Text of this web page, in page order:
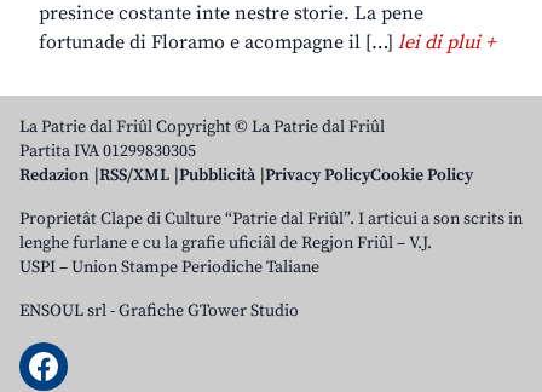
presince costante inte nestre storie. La pene
fortunade di Floramo e acompagne il […] lei di plui +
La Patrie dal Friûl Copyright © La Patrie dal Friûl
Partita IVA 01299830305
Redazion RSS/XML Pubblicità Privacy PolicyCookie Policy
Proprietât Clape di Culture “Patrie dal Friûl”. I articui a son scrits in
lenghe furlane e cu la grafie uficiâl de Regjon Friûl – V.J.
USPI – Union Stampe Periodiche Taliane
ENSOUL srl-Grafiche GTower Studio